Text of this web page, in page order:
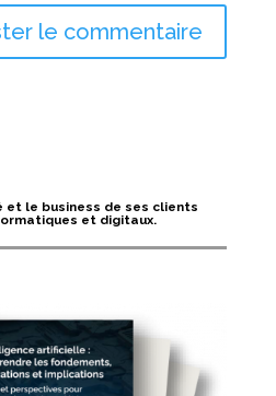
le business de ses clients
et digitaux.